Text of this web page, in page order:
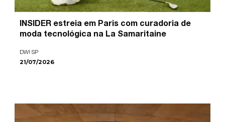
INSIDER estreia em Paris com curadoria de
moda tecnológica na La Samaritaine
DW! SP
21/07/2026